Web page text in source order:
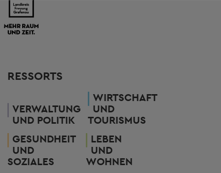
RESSORTS
VERWALTUNG
UND POLITIK
WIRTSCHAFT
UND
TOURISMUS
GESUNDHEIT
UND
SOZIALES
LEBEN
UND
WOHNEN